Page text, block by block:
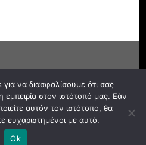
All rights reserved.
να διασφαλίσουμε ότι σας
στον ιστότοπό μας. Εάν
αυτόν τον ιστότοπο, θα
ευχαριστημένοι με αυτό.
Ok